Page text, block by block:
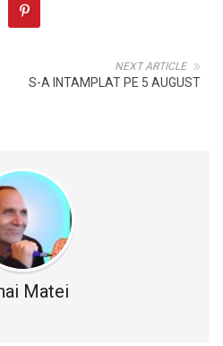
NEXT ARTICLE
S-A INTAMPLAT PE 5 AUGUST
Matei